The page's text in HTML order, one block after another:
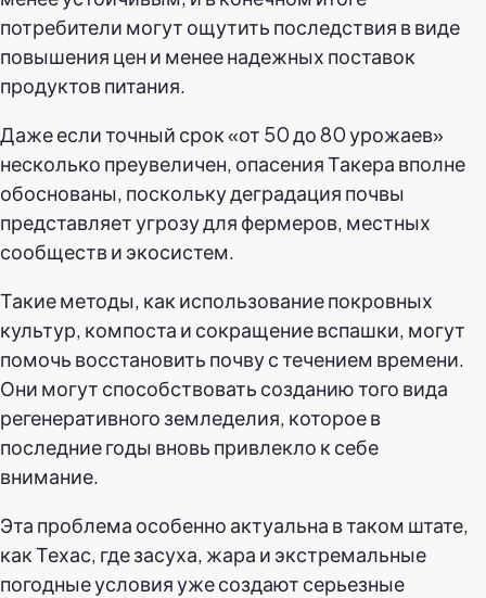
потребители могут ощутить последствия в виде
повышения цен и менее надежных поставок
продуктов питания.
Даже если точный срок «от 50 до 80 урожаев»
несколько преувеличен, опасения Такера вполне
обоснованы, поскольку деградация почвы
представляет угрозу для фермеров, местных
сообществ и экосистем.
Такие методы, как использование покровных
культур, компоста и сокращение вспашки, могут
помочь восстановить почву с течением времени.
Они могут способствовать созданию того вида
регенеративного земледелия, которое в
последние годы вновь привлекло к себе
внимание.
Эта проблема особенно актуальна в таком штате,
как Техас, где засуха, жара и экстремальные
погодные условия уже создают серьезные